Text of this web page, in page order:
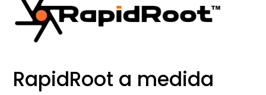
RapidRoot a medida